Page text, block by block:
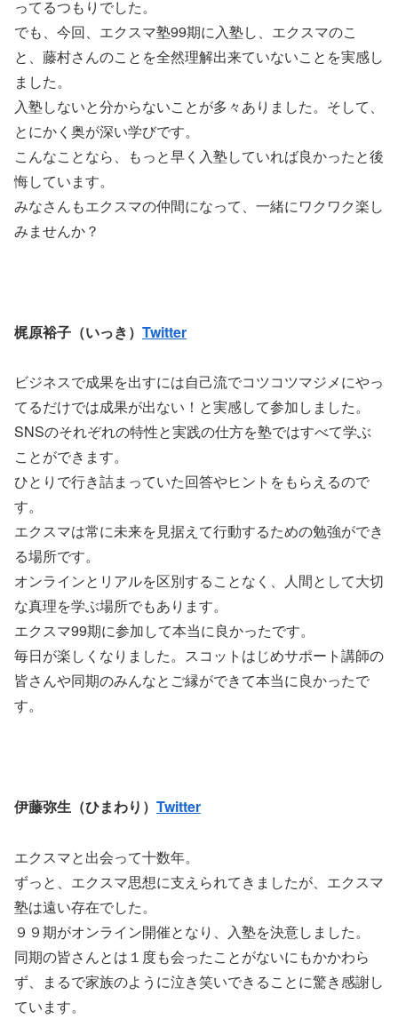
ってるつもりでした。
でも、今回、エクスマ塾99期に入塾し、エクスマのこ
と、藤村さんのことを全然理解出来ていないことを実感し
ました。
入塾しないと分からないことが多々ありました。そして、
とにかく奥が深い学びです。
こんなことなら、もっと早く入塾していれば良かったと後
悔しています。
みなさんもエクスマの仲間になって、一緒にワクワク楽し
みませんか？
梶原裕子（いっき） Twitter
ビジネスで成果を出すには自己流でコツコツマジメにやっ
てるだけでは成果が出ない！と実感して参加しました。
SNSのそれぞれの特性と実践の仕方を塾ではすべて学ぶ
ことができます。
ひとりで行き詰まっていた回答やヒントをもらえるので
す。
エクスマは常に未来を見据えて行動するための勉強ができ
る場所です。
オンラインとリアルを区別することなく、人間として大切
な真理を学ぶ場所でもあります。
エクスマ99期に参加して本当に良かったです。
毎日が楽しくなりました。スコットはじめサポート講師の
皆さんや同期のみんなとご縁ができて本当に良かったで
す。
伊藤弥生（ひまわり） Twitter
エクスマと出会って十数年。
ずっと、エクスマ思想に支えられてきましたが、エクスマ
塾は遠い存在でした。
９９期がオンライン開催となり、入塾を決意しました。
同期の皆さんとは１度も会ったことがないにもかかわら
ず、まるで家族のように泣き笑いできることに驚き感謝し
ています。